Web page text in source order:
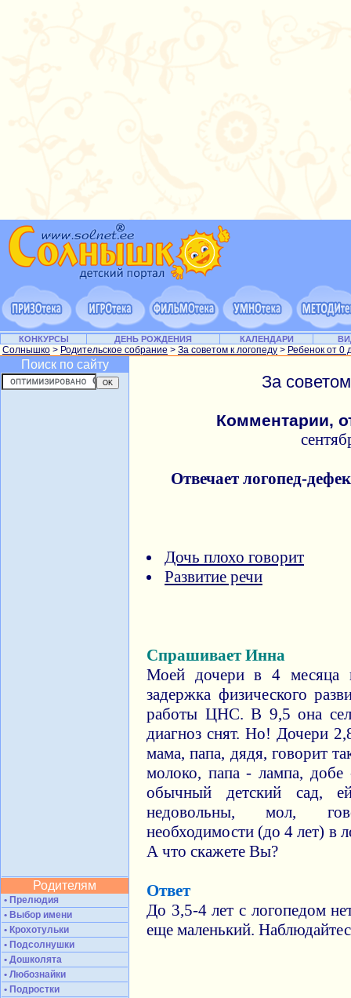
КОНКУРСЫ ДЕНЬ РОЖДЕНИЯ КАЛЕНДАРИ
Солнышко > Родительское собрание > За советом к логопеду > Ребенок от 0
Поиск по сайту
Родителям
• Прелюдия
• Выбор имени
• Крохотульки
• Подсолнушки
• Дошколята
• Любознайки
• Подростки
За
Комментарии,
Отвечает логопед-
Дочь плохо говорит
Развитие речи
Спрашивает Инна
Моей дочери в 4 месяца
задержка физического
работы ЦНС. В 9,5 она
диагноз снят. Но! Дочери
мама, папа, дядя, говорит
молоко, папа - лампа,
обычный детский сад,
недовольны, мол,
необходимости (до 4 лет) в
А что скажете Вы?
Ответ
До 3,5-4 лет с логопедом
еще маленький.